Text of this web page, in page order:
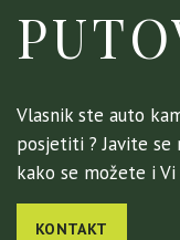
Vlasnik ste auto
posjetiti ? Javite se
kako se možete i
KONTAKT